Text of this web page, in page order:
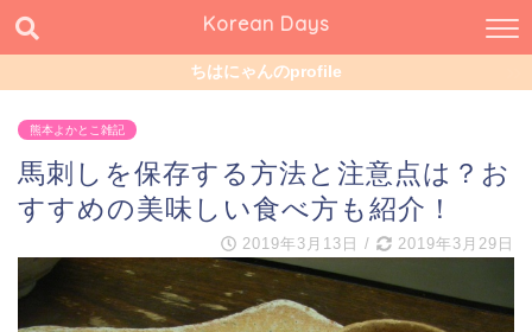
Korean Days
ちはにゃんのprofile
熊本よかとこ雑記
馬刺しを保存する方法と注意点は？お
すすめの美味しい食べ方も紹介！
2019年3月13日 / 2019年3月29日